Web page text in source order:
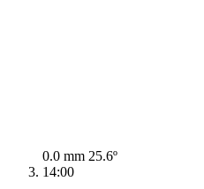
0.0 mm 25.6º
14:00